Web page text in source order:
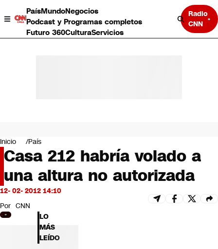
PaísMundoNegocios
Podcast y Programas completos
Futuro 360CulturaServicios
Radio
CNN
Negocios
Deportes
Programas completos
Cultura
Servicios
Bits
CNN Data
CNN tiempo
Futuro 360
Inicio País
Casa 212 habría volado a
una altura no autorizada
12- 02- 2012 14:10
Por CNN
LO
MÁS
LEÍDO